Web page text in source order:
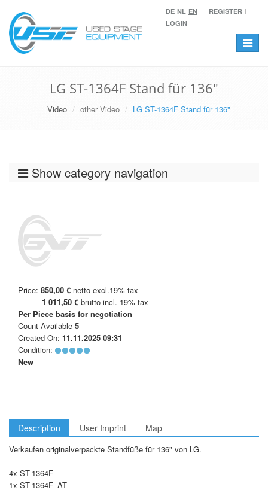
DE NL EN
REGISTER
LOGIN
Toggle
LG ST-1364F Stand für 136"
Video other Video LG ST-1364F Stand für 136"
Show category navigation
Price: 850,00 € netto excl.19% tax
1 011,50 € brutto incl. 19% tax
Per Piece basis for negotiation
Count Available 5
Created On: 11.11.2025 09:31
Condition:
New
Description User Imprint Map
Verkaufen originalverpackte Standfüße für 136" von LG.
4x ST-1364F
1x ST-1364F_AT